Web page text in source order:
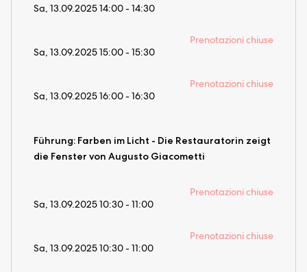
Sa, 13.09.2025 14:00 - 14:30
Sa, 13.09.2025 15:00 - 15:30
Prenotazioni chiuse
Sa, 13.09.2025 16:00 - 16:30
Prenotazioni chiuse
Führung: Farben im Licht - Die Restauratorin zeigt
die Fenster von Augusto Giacometti
Sa, 13.09.2025 10:30 - 11:00
Prenotazioni chiuse
Sa, 13.09.2025 10:30 - 11:00
Prenotazioni chiuse